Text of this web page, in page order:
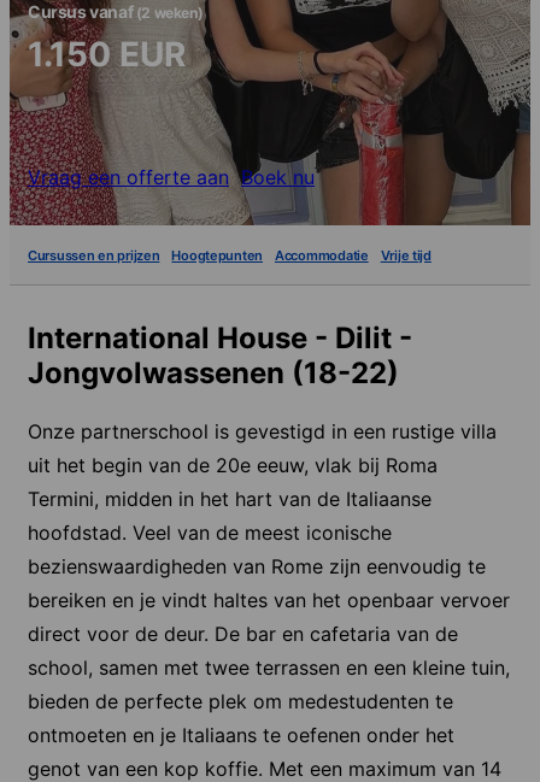
Cursus vanaf (2 weken)
1.150EUR
Vraag een offerte aan Boek nu
Cursussen en prijzen Hoogtepunten Accommodatie Vrije tijd
International House - Dilit -
Jongvolwassenen (18-22)
Onze partnerschool is gevestigd in een rustige villa
uit het begin van de 20e eeuw, vlak bij Roma
Termini, midden in het hart van de Italiaanse
hoofdstad. Veel van de meest iconische
bezienswaardigheden van Rome zijn eenvoudig te
bereiken en je vindt haltes van het openbaar vervoer
direct voor de deur. De bar en cafetaria van de
school, samen met twee terrassen en een kleine tuin,
bieden de perfecte plek om medestudenten te
ontmoeten en je Italiaans te oefenen onder het
genot van een kop koffie. Met een maximum van 14